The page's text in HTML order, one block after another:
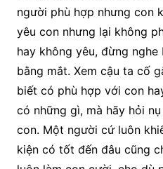
người phù hợp nhưng con
yêu con nhưng lại không
hay không yêu, đừng
bằng mắt. Xem cậu ta cố
biết có phù hợp với con
có những gì, mà hãy hỏi
con. Một người cứ luôn
kiện có tốt đến đâu cũng